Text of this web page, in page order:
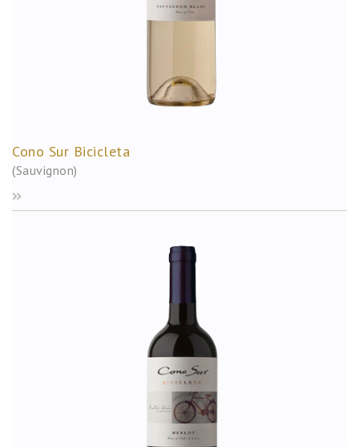
Cono Sur Bicicleta
(Sauvignon)